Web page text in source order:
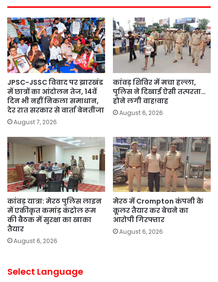
JPSC-JSSC विवाद पर झारखंड
में छात्रों का आंदोलन तेज, 14वें
दिन भी नहीं निकला समाधान,
देर रात सरकार से वार्ता बेनतीजा
August 7, 2026
कांवड़ शिविर में मचा हल्ला,
पुलिस ने दिखाई ऐसी तत्परता…
होने लगी वाह!वाह
August 6, 2026
कांवड़ यात्रा: मेरठ पुलिस लाइन
में एकीकृत कमांड़ कंट्रोल रूम
की बैठक में सुरक्षा का खाका
तैयार
August 6, 2026
मेरठ में Crompton कंपनी के
कूलर तैयार कर बेचने का
आरोपी गिरफ्तार
August 6, 2026
Select Language